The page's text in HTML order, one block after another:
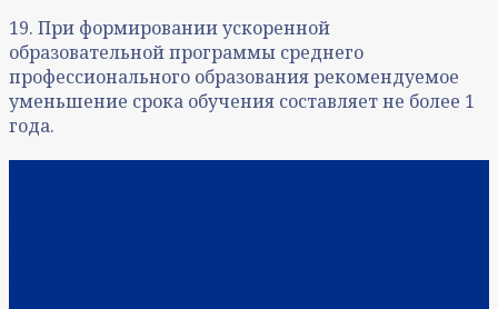
19. При формировании ускоренной
образовательной программы среднего
профессионального образования рекомендуемое
уменьшение срока обучения составляет не более 1
года.